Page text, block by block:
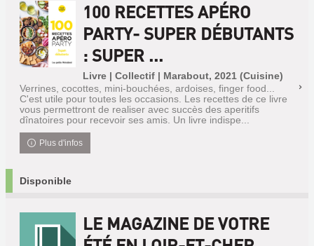
100 RECETTES APÉRO
PARTY- SUPER DÉBUTANTS
: SUPER ...
Livre | Collectif | Marabout, 2021 (Cuisine)
Verrines, cocottes, mini-bouchées, ardoises, finger food...
C'est utile pour toutes les occasions. Les recettes de ce livre
vous permettront de realiser avec succès des aperitifs
dînatoires pour recevoir ses amis. Un livre indispe...
Plus d'infos
Disponible
LE MAGAZINE DE VOTRE